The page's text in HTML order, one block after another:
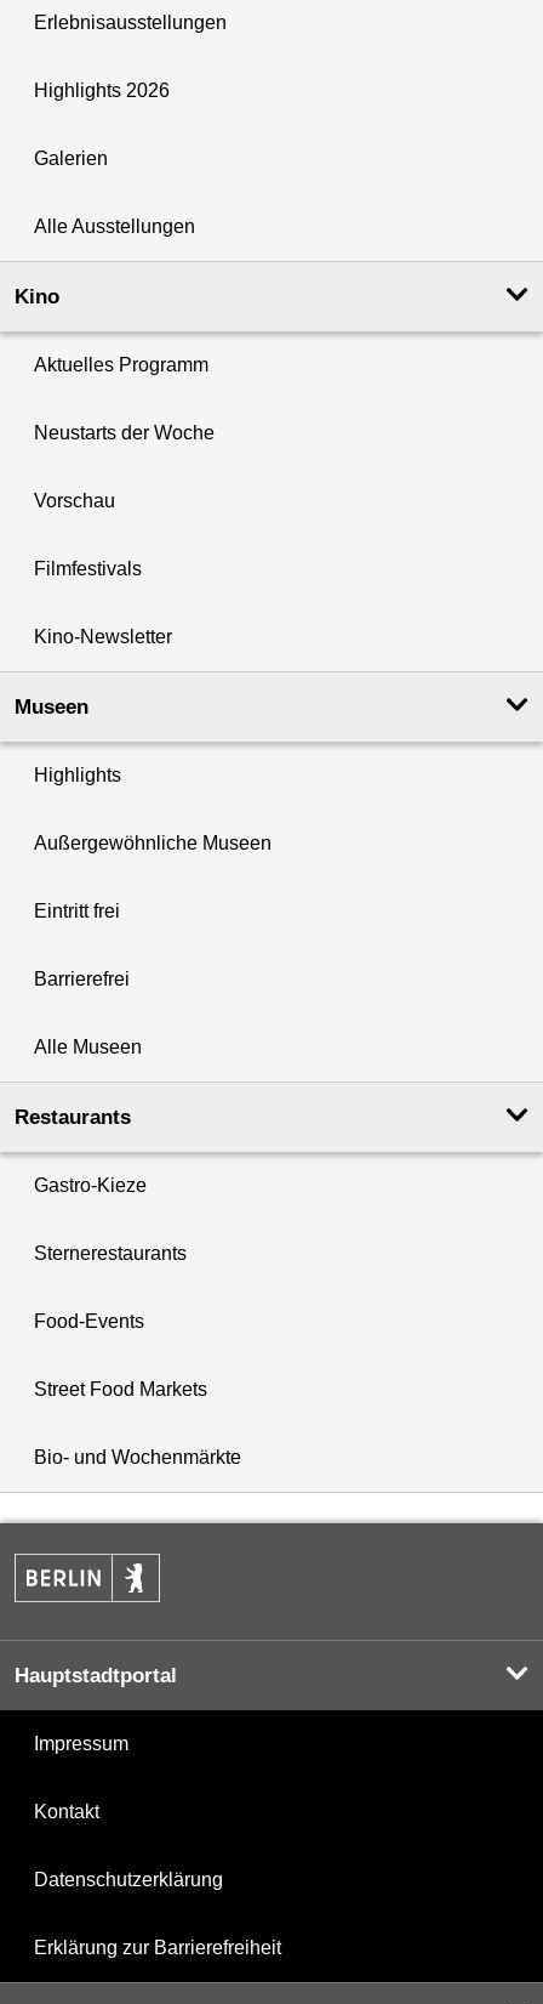
Erlebnisausstellungen
Highlights 2026
Galerien
Alle Ausstellungen
Kino
Aktuelles Programm
Neustarts der Woche
Vorschau
Filmfestivals
Kino-Newsletter
Museen
Highlights
Außergewöhnliche Museen
Eintritt frei
Barrierefrei
Alle Museen
Restaurants
Gastro-Kieze
Sternerestaurants
Food-Events
Street Food Markets
Bio- und Wochenmärkte
Hauptstadtportal
Impressum
Kontakt
Datenschutzerklärung
Erklärung zur Barrierefreiheit